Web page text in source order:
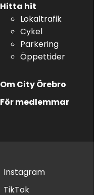
Hitta hit
Lokaltrafik
Cykel
Parkering
Öppettider
Om City Örebro
För medlemmar
Instagram
TikTok